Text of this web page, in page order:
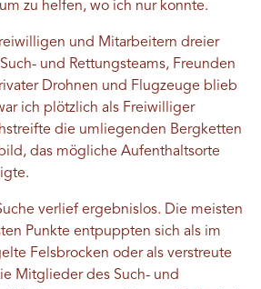
zu helfen, wo ich nur konnte.
und Mitarbeitern dreier
und Rettungsteams, Freunden
Drohnen und Flugzeuge blieb
ich plötzlich als Freiwilliger
die umliegenden Bergketten
das mögliche Aufenthaltsorte
verlief ergebnislos. Die meisten
Punkte entpuppten sich als im
Felsbrocken oder als verstreute
Mitglieder des Such- und